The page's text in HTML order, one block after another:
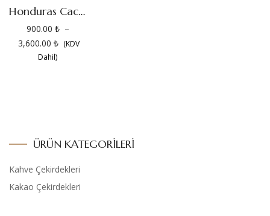
ÜRÜN KATEGORILERI
Kahve Çekirdekleri
Kakao Çekirdekleri
Honduras Cacao
900.00₺ –
3,600.00 ₺ (KDV
Dahil)